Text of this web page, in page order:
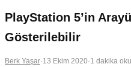
PlayStation 5’in
Gösterilebilir
Berk Yaşar·13 Ekim 2020·1 dakika